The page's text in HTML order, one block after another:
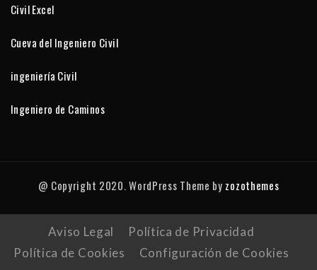
Civil Excel
Cueva del Ingeniero Civil
ingeniería Civil
Ingeniero de Caminos
@ Copyright 2020. WordPress Theme by zozothemes
Aviso Legal
Política de Privacidad
Política de Cookies
Configuración de Cookies